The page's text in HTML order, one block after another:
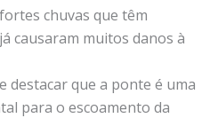
chuvas que têm
causaram muitos danos à
destacar que a ponte é uma
para o escoamento da